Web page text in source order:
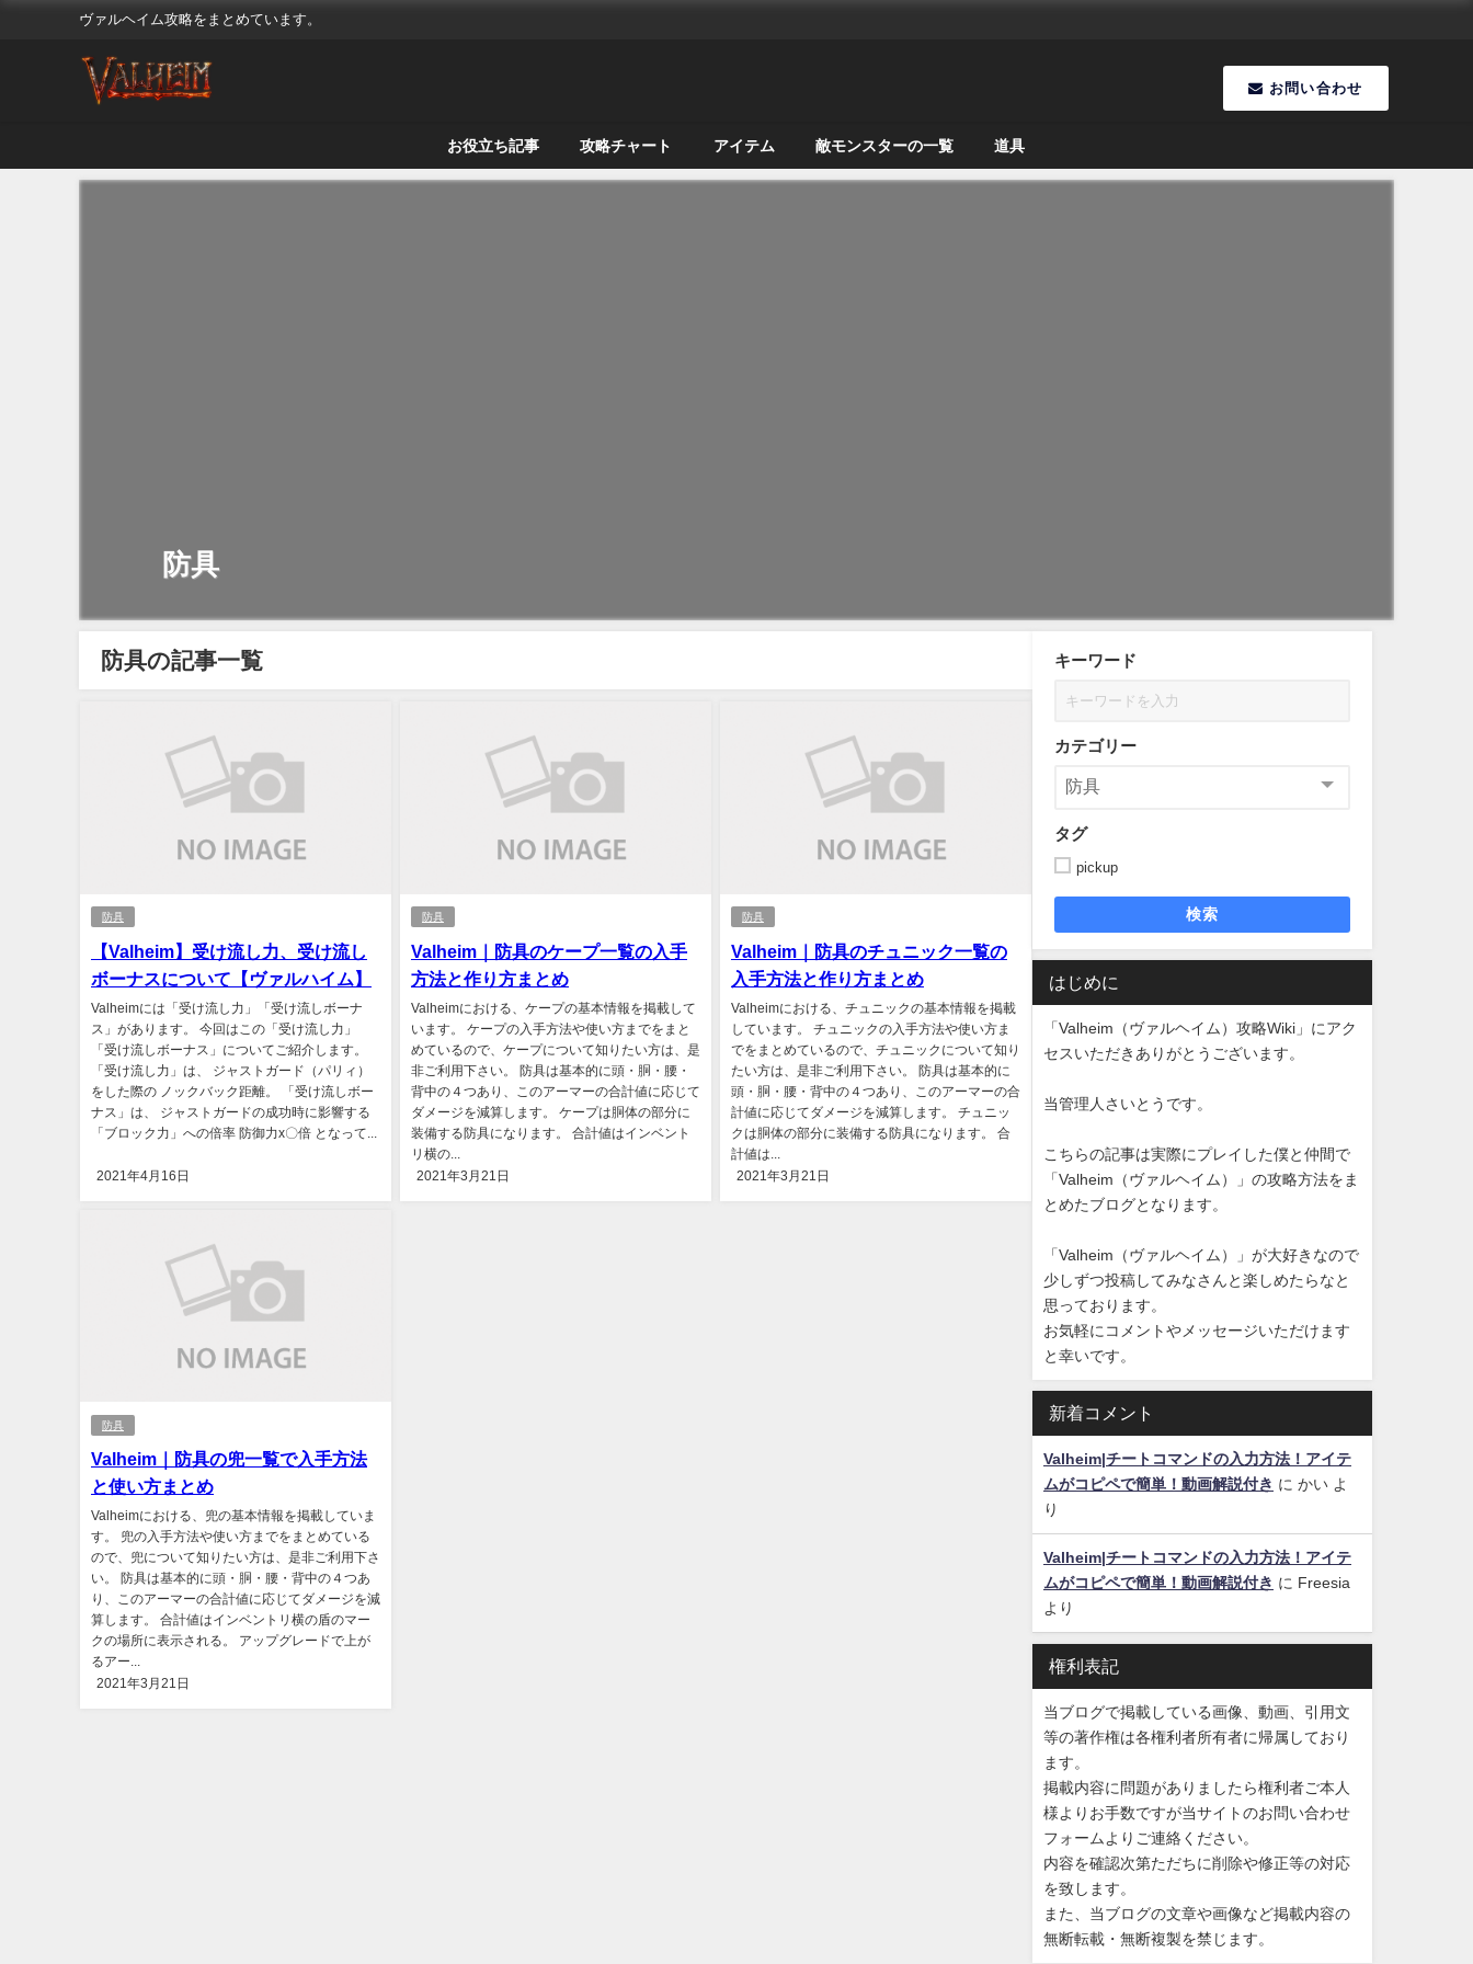
ヴァルヘイム攻略をまとめています。
お問い合わせ
お役立ち記事 攻略チャート アイテム 敵モンスターの一覧 道具
防具
防具の記事一覧
防具
【Valheim】受け流し力、受け流し
ボーナスについて【ヴァルハイム】
Valheimには「受け流し力」「受け流しボーナ
ス」があります。 今回はこの「受け流し力」
「受け流しボーナス」についてご紹介します。
「受け流し力」は、 ジャストガード（パリィ）
をした際の ノックバック距離。 「受け流しボー
ナス」は、 ジャストガードの成功時に影響する
「ブロック力」への倍率 防御力x〇倍 となって...
2021年4月16日
防具
Valheim｜防具のケープ一覧の入手
方法と作り方まとめ
Valheimにおける、ケープの基本情報を掲載して
います。 ケープの入手方法や使い方までをまと
めているので、ケープについて知りたい方は、是
非ご利用下さい。 防具は基本的に頭・胴・腰・
背中の４つあり、このアーマーの合計値に応じて
ダメージを減算します。 ケープは胴体の部分に
装備する防具になります。 合計値はインベント
リ横の...
2021年3月21日
防具
Valheim｜防具のチュニック一覧の
入手方法と作り方まとめ
Valheimにおける、チュニックの基本情報を掲載
しています。 チュニックの入手方法や使い方ま
でをまとめているので、チュニックについて知り
たい方は、是非ご利用下さい。 防具は基本的に
頭・胴・腰・背中の４つあり、このアーマーの合
計値に応じてダメージを減算します。 チュニッ
クは胴体の部分に装備する防具になります。 合
計値は...
2021年3月21日
防具
Valheim｜防具の兜一覧で入手方法
と使い方まとめ
Valheimにおける、兜の基本情報を掲載していま
す。 兜の入手方法や使い方までをまとめている
ので、兜について知りたい方は、是非ご利用下さ
い。 防具は基本的に頭・胴・腰・背中の４つあ
り、このアーマーの合計値に応じてダメージを減
算します。 合計値はインベントリ横の盾のマー
クの場所に表示される。 アップグレードで上が
るアー...
2021年3月21日
キーワード
カテゴリー
タグ
pickup
検索
はじめに
「Valheim（ヴァルヘイム）攻略Wiki」にアク
セスいただきありがとうございます。
当管理人さいとうです。
こちらの記事は実際にプレイした僕と仲間で
「Valheim（ヴァルヘイム）」の攻略方法をま
とめたブログとなります。
「Valheim（ヴァルヘイム）」が大好きなので
少しずつ投稿してみなさんと楽しめたらなと
思っております。
お気軽にコメントやメッセージいただけます
と幸いです。
新着コメント
Valheim|チートコマンドの入力方法！アイテ
ムがコピペで簡単！動画解説付き に かい よ
り
Valheim|チートコマンドの入力方法！アイテ
ムがコピペで簡単！動画解説付き に Freesia
より
権利表記
当ブログで掲載している画像、動画、引用文
等の著作権は各権利者所有者に帰属しており
ます。
掲載内容に問題がありましたら権利者ご本人
様よりお手数ですが当サイトのお問い合わせ
フォームよりご連絡ください。
内容を確認次第ただちに削除や修正等の対応
を致します。
また、当ブログの文章や画像など掲載内容の
無断転載・無断複製を禁じます。